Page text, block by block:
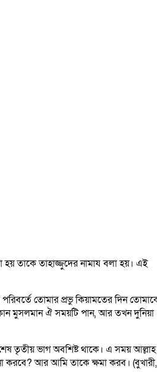
হয় তাকে তাহাজ্জুদের নামায বলা হয়। এই
তােমার প্রভু কিয়ামতের দিন
মুসলমান ঐ সময়টি পান, আর তখন দুনিয়া
তৃতীয় ভাগ অবশিষ্ট থাকে। এ সময় আল্লাহ
করবে? আর আমি তাকে ক্ষমা করব। (বুখারী,